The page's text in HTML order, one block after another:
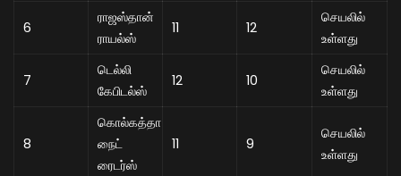
6
ராஜஸ்தான்
ராயல்ஸ்
11 12
செயலில்
உள்ளது
7
டெல்லி
கேபிடல்ஸ்
12 10
செயலில்
உள்ளது
8
கொல்கத்தா
நைட்
ரைடர்ஸ்
11 9
செயலில்
உள்ளது